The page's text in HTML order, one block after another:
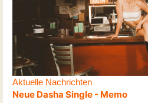
Aktuelle Nachrichten
Neue Dasha Single - Memo